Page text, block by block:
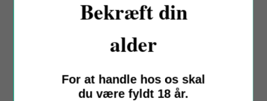
Domaine La Provenquière
Signature Rosé IGP Pays OC Magnum, 2021
Bekræft din
alder
For at handle hos os skal
du være fyldt 18 år.